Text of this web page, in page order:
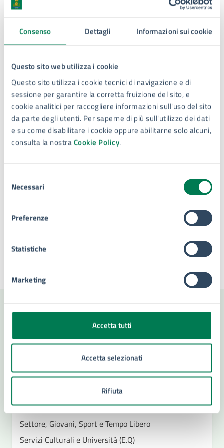
Consenso Dettagli Informazioni sui cookie
Questo sito web utilizza i cookie
Questo sito utilizza i cookie tecnici di navigazione e di
sessione per garantire la corretta fruizione del sito, e
cookie analitici per raccogliere informazioni sull'uso del sito
da parte degli utenti. Per saperne di più sull'utilizzo dei dati
e su come disabilitare i cookie oppure abilitarne solo alcuni,
consulta la nostraCookie Policy.
delNecessari
Preferenze
Statistiche
Marketing
Accetta tutti
Accetta selezionati
Rifiuta
Settore tutela e valorizzazione beni e attività
culturali, turismo e università
Telefono:
3476931619 - Servizi Culturali e Università
Telefono:
3440174837 - Biblioteca Grottasanta e Santa Lucia
Telefono:
3198624233 - Biblioteca Comunale Via dei SS
Coronati
Tipo di evento
Ultimo aggiornamento:
Contenuti correlati
Amministrazione
Settore tutela e valorizzazione beni e attività
culturali, turismo e università
Settore, Giovani, Sport e Tempo Libero
Servizi Culturali e Università (E.Q)